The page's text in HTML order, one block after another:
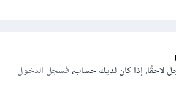
لاحقًا. إذا كان لديك حساب،فسجل الدخول